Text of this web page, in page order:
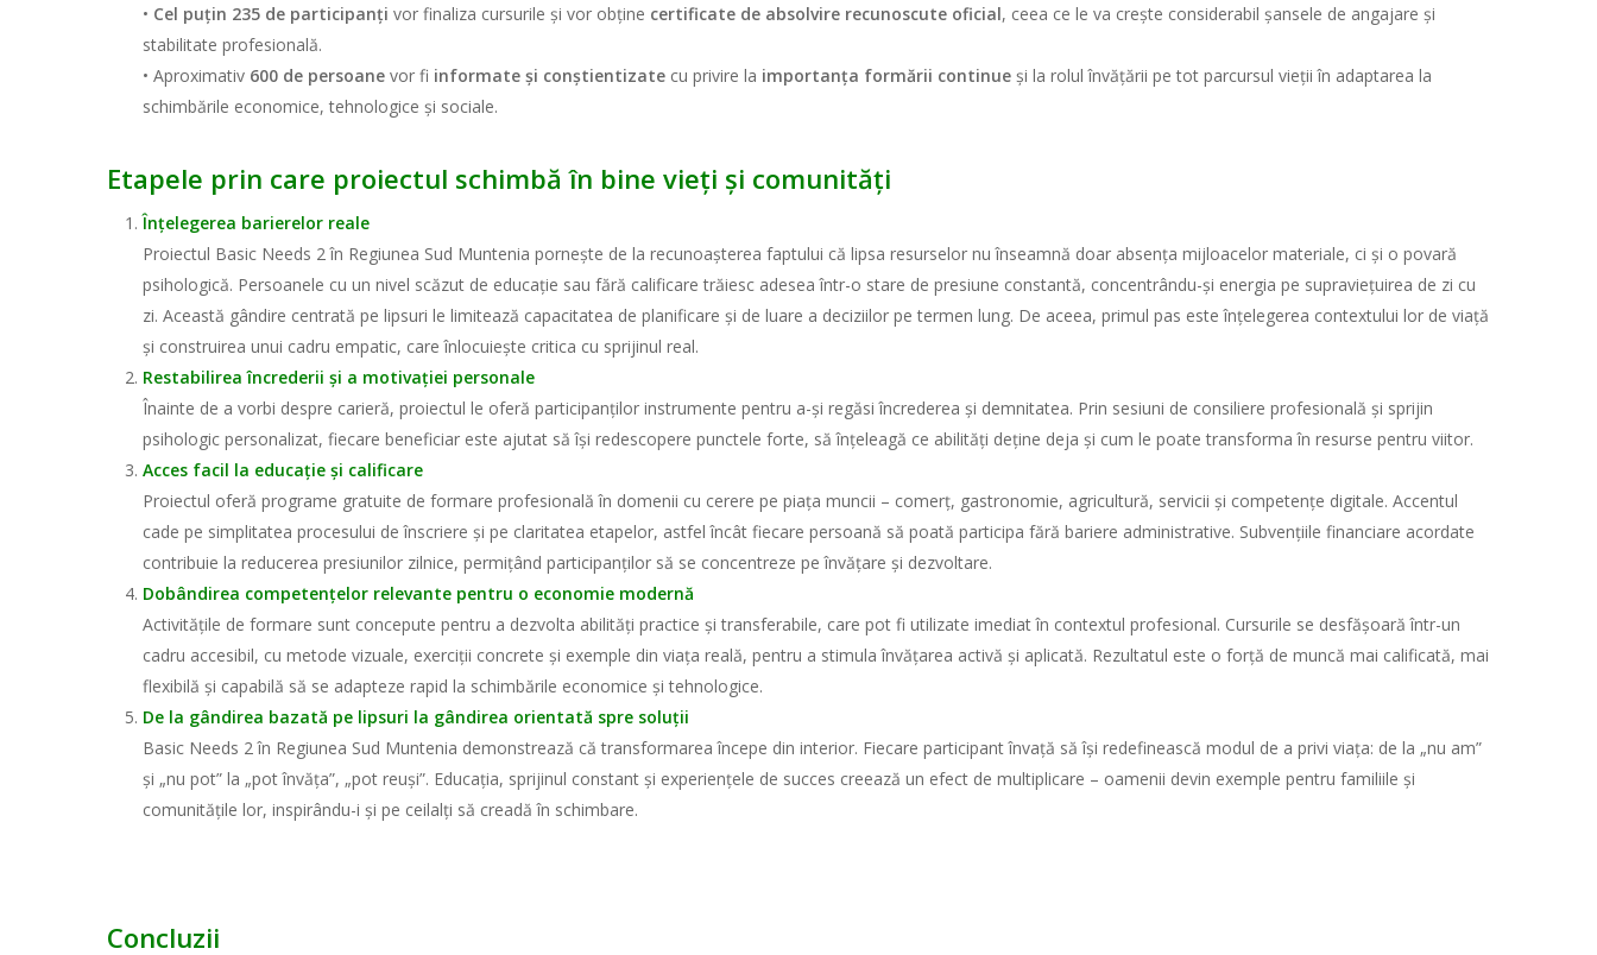
• Cel puțin 235 de participanți vor finaliza cursurile și vor obține certificate de absolvire recunoscute oficial, ceea ce le va crește considerabil șansele de angajare și
stabilitate profesională.
• Aproximativ 600 de persoane vor fi informate și conștientizate cu privire la importanța formării continue și la rolul învățării pe tot parcursul vieții în adaptarea la
schimbările economice, tehnologice și sociale.
Etapele prin care proiectul schimbă în bine vieți și comunități
Înțelegerea barierelor reale
Proiectul Basic Needs 2 în Regiunea Sud Muntenia pornește de la recunoașterea faptului că lipsa resurselor nu înseamnă doar absența mijloacelor materiale, ci și o povară
psihologică. Persoanele cu un nivel scăzut de educație sau fără calificare trăiesc adesea într-o stare de presiune constantă, concentrându-și energia pe supraviețuirea de zi cu
zi. Această gândire centrată pe lipsuri le limitează capacitatea de planificare și de luare a deciziilor pe termen lung. De aceea, primul pas este înțelegerea contextului lor de viață
și construirea unui cadru empatic, care înlocuiește critica cu sprijinul real.
Restabilirea încrederii și a motivației personale
Înainte de a vorbi despre carieră, proiectul le oferă participanților instrumente pentru a-și regăsi încrederea și demnitatea. Prin sesiuni de consiliere profesională și sprijin
psihologic personalizat, fiecare beneficiar este ajutat să își redescopere punctele forte, să înțeleagă ce abilități deține deja și cum le poate transforma în resurse pentru viitor.
Acces facil la educație și calificare
Proiectul oferă programe gratuite de formare profesională în domenii cu cerere pe piața muncii – comerț, gastronomie, agricultură, servicii și competențe digitale. Accentul
cade pe simplitatea procesului de înscriere și pe claritatea etapelor, astfel încât fiecare persoană să poată participa fără bariere administrative. Subvențiile financiare acordate
contribuie la reducerea presiunilor zilnice, permițând participanților să se concentreze pe învățare și dezvoltare.
Dobândirea competențelor relevante pentru o economie modernă
Activitățile de formare sunt concepute pentru a dezvolta abilități practice și transferabile, care pot fi utilizate imediat în contextul profesional. Cursurile se desfășoară într-un
cadru accesibil, cu metode vizuale, exerciții concrete și exemple din viața reală, pentru a stimula învățarea activă și aplicată. Rezultatul este o forță de muncă mai calificată, mai
flexibilă și capabilă să se adapteze rapid la schimbările economice și tehnologice.
De la gândirea bazată pe lipsuri la gândirea orientată spre soluții
Basic Needs 2 în Regiunea Sud Muntenia demonstrează că transformarea începe din interior. Fiecare participant învață să își redefinească modul de a privi viața: de la „nu am”
și „nu pot” la „pot învăța”, „pot reuși”. Educația, sprijinul constant și experiențele de succes creează un efect de multiplicare – oamenii devin exemple pentru familiile și
comunitățile lor, inspirându-i și pe ceilalți să creadă în schimbare.
Concluzii